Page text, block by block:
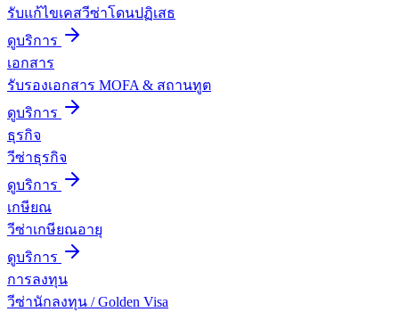
รับแก้ไขเคสวีซ่าโดนปฏิเสธ
ดูบริการ
เอกสาร
รับรองเอกสาร MOFA & สถานทูต
ดูบริการ
ธุรกิจ
วีซ่าธุรกิจ
ดูบริการ
เกษียณ
วีซ่าเกษียณอายุ
ดูบริการ
การลงทุน
วีซ่านักลงทุน / Golden Visa